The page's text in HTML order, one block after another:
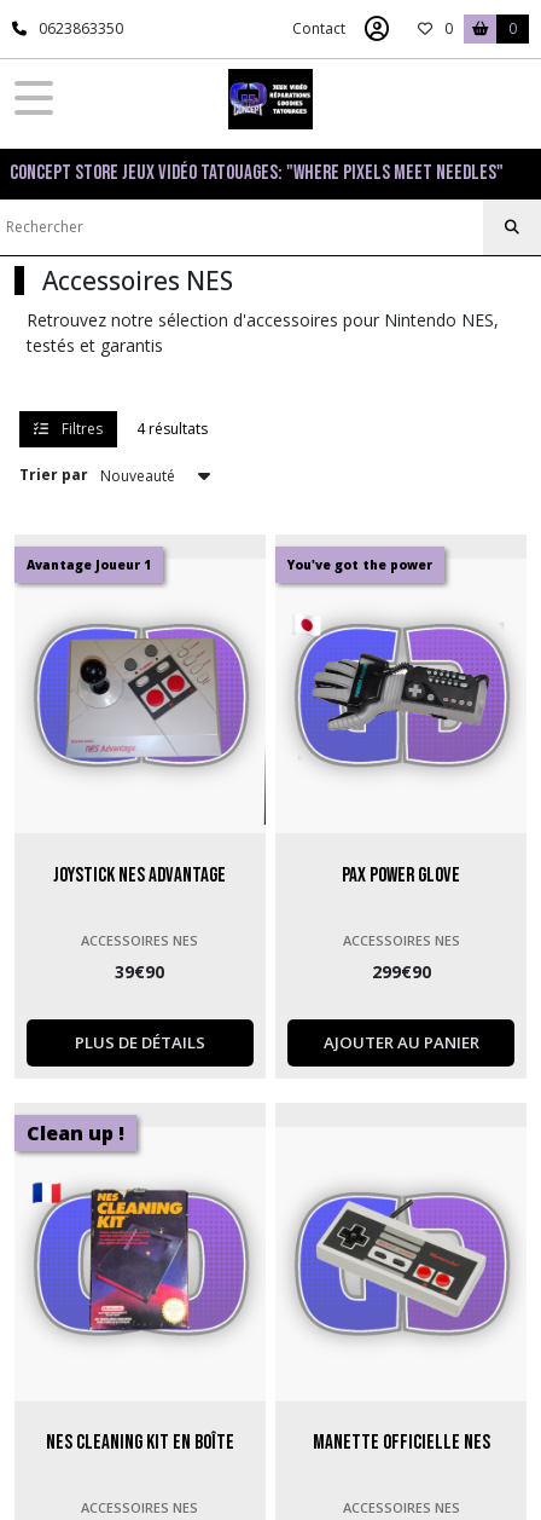
0623863350 Contact 0 0
Concept Store Jeux Vidéo Tatouages: "Where pixels meet needles"
Accessoires NES
Retrouvez notre sélection d'accessoires pour Nintendo NES,
testés et garantis
Filtres 4 résultats
Trier par
Avantage Joueur 1
Joystick NES Advantage
ACCESSOIRES NES
39€90
PLUS DE DÉTAILS
You've got the power
Pax Power Glove
ACCESSOIRES NES
299€90
AJOUTER AU PANIER
Clean up !
NES Cleaning Kit en boîte
ACCESSOIRES NES
Manette officielle NES
ACCESSOIRES NES
Fermer
FILTRES
Tous
les
Nintendo
NES
Consoles
NES
Accessoires
NES
Jeux
NES
Afficher
résultats